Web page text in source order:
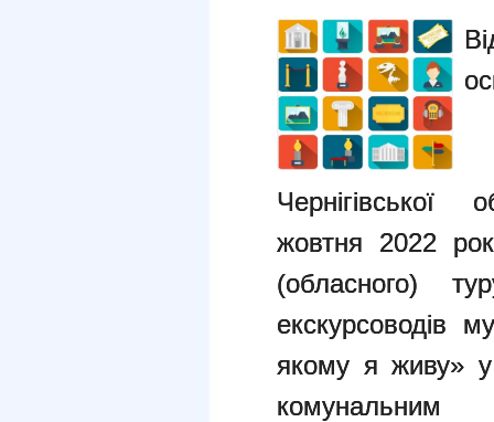
Чернігівської
жовтня 2022
(обласного)
екскурсоводів
якому я живу» у
комунальним